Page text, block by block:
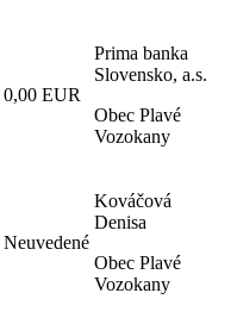
0,00 EUR
Prima banka
Slovensko, a.s.
Obec Plavé
Vozokany
Neuvedené
Kováčová
Denisa
Obec Plavé
Vozokany